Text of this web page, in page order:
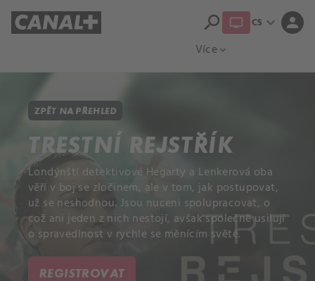
Více expand_more
search CS expand_more person
ZPĚT NA PŘEHLED
TRESTNÍ REJSTŘÍK
Londýnští detektivové Hegarty a Lenkerová oba
věří v boj se zločinem, ale v tom, jak postupovat,
už se neshodnou. Jsou nuceni spolupracovat, o
což ani jeden z nich nestojí, avšak společně usilují
o spravedlnost v rychle se měnícím světě.
REGISTROVAT